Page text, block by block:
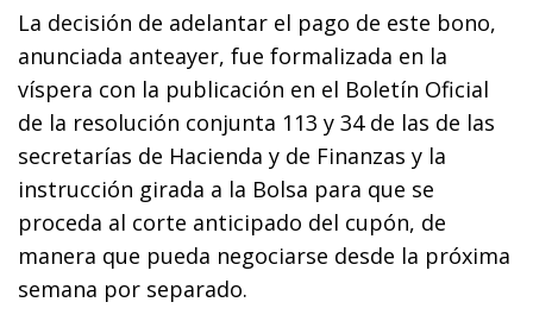
La decisión de adelantar el pago de este bono,
anunciada anteayer, fue formalizada en la
víspera con la publicación en el Boletín Oficial
de la resolución conjunta 113 y 34 de las de las
secretarías de Hacienda y de Finanzas y la
instrucción girada a la Bolsa para que se
proceda al corte anticipado del cupón, de
manera que pueda negociarse desde la próxima
semana por separado.